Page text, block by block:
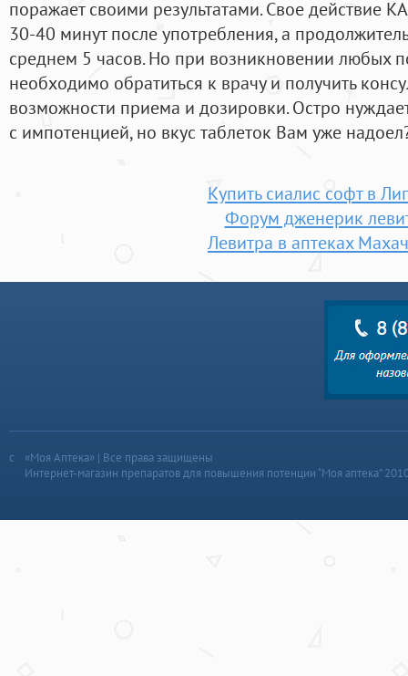
поражает своими результатами. Свое действие
30-40 минут после употребления, а
среднем 5 часов. Но при возникновении любых
необходимо обратиться к врачу и получить
возможности приема и дозировки. Остро
с импотенцией, но вкус таблеток Вам уже
Купить сиалис софт в
Форум дженерик
Левитра в аптеках
«Моя Аптека» | Все права защищены
Интернет-магазин препаратов для повышения потенции “Моя аптека”